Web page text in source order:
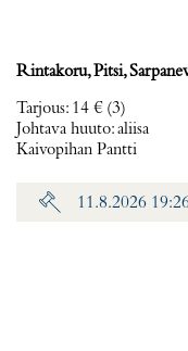
Rintakoru, Pitsi,
Tarjous: 14 € (3)
Johtava huuto:aliisa
Kaivopihan Pantti
11.8.2026